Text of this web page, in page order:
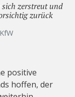
zerstreut und
zurück
positive
hoffen, der